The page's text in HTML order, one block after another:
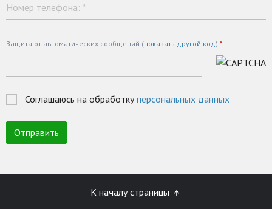
Номер телефона: *
Защита от автоматических сообщений (показать другой код) *
Соглашаюсь на обработкуперсональных данных
К началу страницы